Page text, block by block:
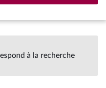
à la recherche